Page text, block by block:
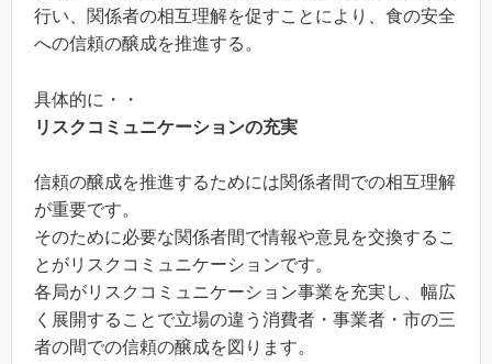
行い、関係者の相互理解を促すことにより、食の安全
への信頼の醸成を推進する。
具体的に・・
リスクコミュニケーションの充実
信頼の醸成を推進するためには関係者間での相互理解
が重要です。
そのために必要な関係者間で情報や意見を交換するこ
とがリスクコミュニケーションです。
各局がリスクコミュニケーション事業を充実し、幅広
く展開することで立場の違う消費者・事業者・市の三
者の間での信頼の醸成を図ります。